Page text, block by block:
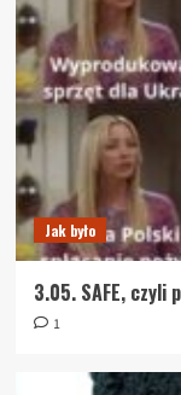
Jak było
3.05. SAFE, czyli
1